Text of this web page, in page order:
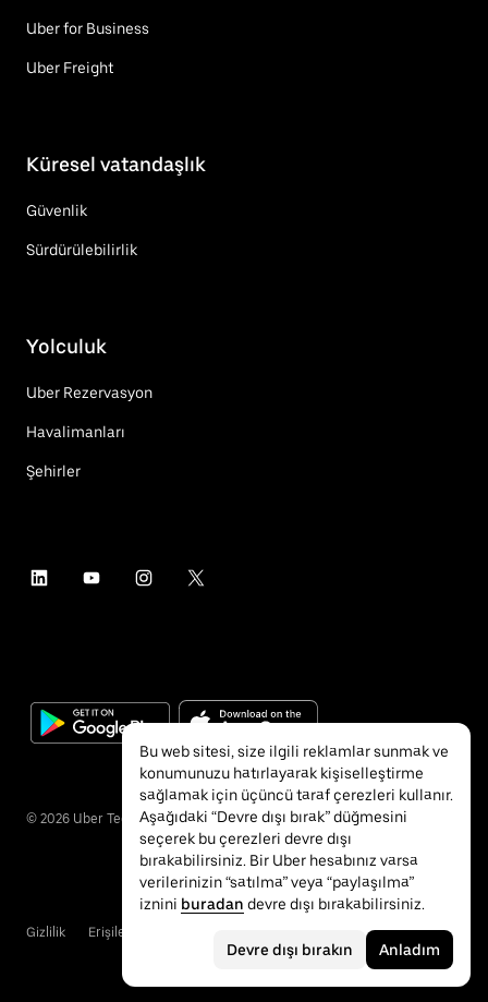
Uber for Business
Uber Freight
Küresel vatandaşlık
Güvenlik
Sürdürülebilirlik
Yolculuk
Uber Rezervasyon
Havalimanları
Şehirler
© 2026 Uber Technologies Inc.
Gizlilik Erişilebilirlik
Bu web sitesi, size ilgili reklamlar sunmak ve
konumunuzu hatırlayarak kişiselleştirme
sağlamak için üçüncü taraf çerezleri kullanır.
Aşağıdaki “Devre dışı bırak” düğmesini
seçerek bu çerezleri devre dışı
bırakabilirsiniz. Bir Uber hesabınız varsa
verilerinizin “satılma” veya “paylaşılma”
iznini buradan devre dışı bırakabilirsiniz.
Devre dışı bırakın Anladım